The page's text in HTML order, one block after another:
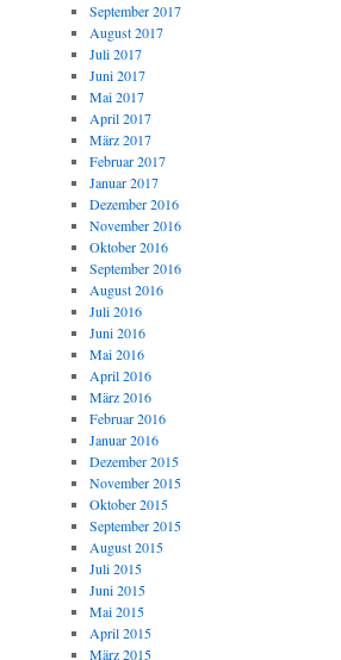
September 2017
August 2017
Juli 2017
Juni 2017
Mai 2017
April 2017
März 2017
Februar 2017
Januar 2017
Dezember 2016
November 2016
Oktober 2016
September 2016
August 2016
Juli 2016
Juni 2016
Mai 2016
April 2016
März 2016
Februar 2016
Januar 2016
Dezember 2015
November 2015
Oktober 2015
September 2015
August 2015
Juli 2015
Juni 2015
Mai 2015
April 2015
März 2015